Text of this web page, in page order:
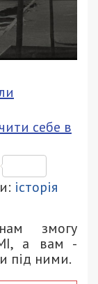
себе в
історія
змогу
а вам -
під ними.